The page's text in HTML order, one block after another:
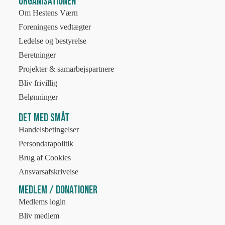
Om Hestens Værn
Foreningens vedtægter
Ledelse og bestyrelse
Beretninger
Projekter & samarbejspartnere
Bliv frivillig
Belønninger
Det med småt
Handelsbetingelser
Persondatapolitik
Brug af Cookies
Ansvarsafskrivelse
Medlem / Donationer
Medlems login
Bliv medlem